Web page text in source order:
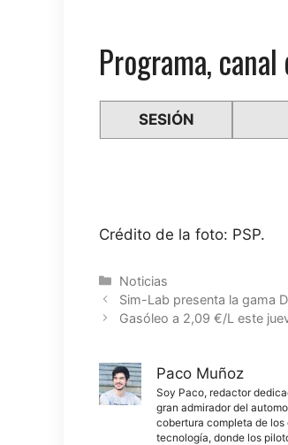
Programa,
SESIÓN
Crédito de la foto: PSP.
Categorías
Noticias
Sim-Lab presenta la gama
Gasóleo a 2,09 €/L este
Paco Muñoz
Soy Paco, redactor
gran admirador del
cobertura completa de
tecnología, donde los